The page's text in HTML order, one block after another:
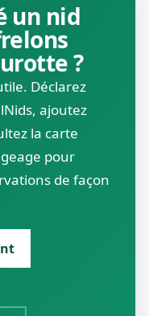
un nid
?
Déclarez
ajoutez
la carte
pour
de façon